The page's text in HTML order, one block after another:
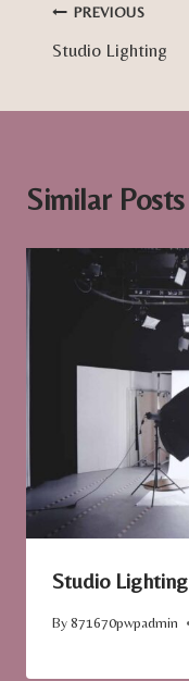
Post
navigation
PREVIOUS
Studio Lighting
Similar Posts
Studio Lighting
By871670pwpadmin